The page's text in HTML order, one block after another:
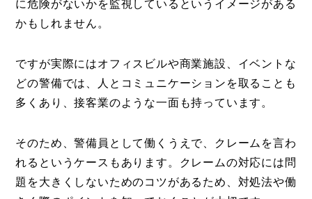
に危険がないかを監視しているというイメージがある
かもしれません。
ですが実際にはオフィスビルや商業施設、イベントな
どの警備では、人とコミュニケーションを取ることも
多くあり、接客業のような一面も持っています。
そのため、警備員として働くうえで、クレームを言わ
れるというケースもあります。クレームの対応には問
題を大きくしないためのコツがあるため、対処法や働